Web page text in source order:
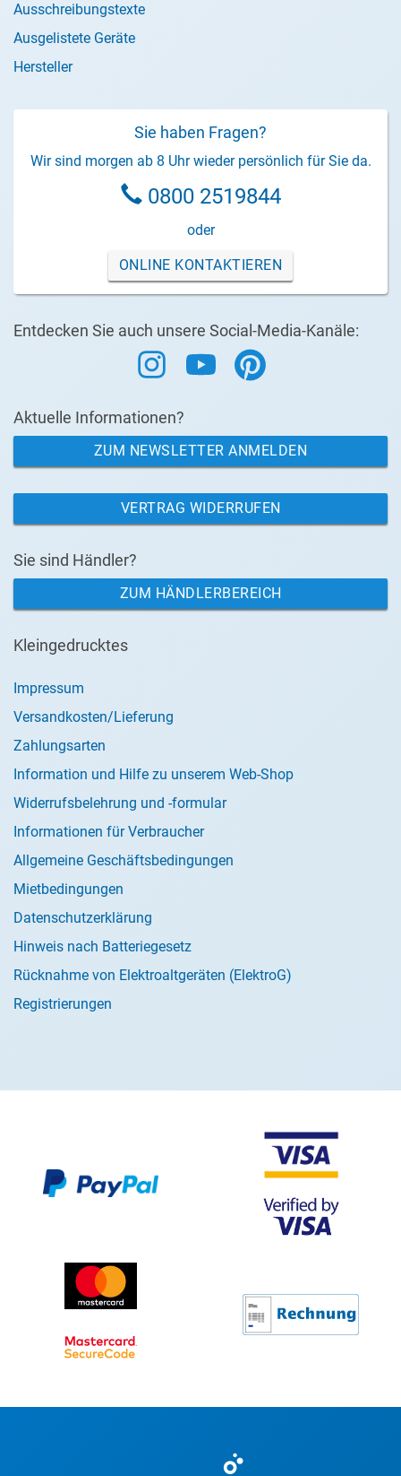
Ausschreibungstexte
Ausgelistete Geräte
Hersteller
Sie haben Fragen?
Wir sind morgen ab 8 Uhr wieder persönlich für Sie da.
0800 2519844
oder
ONLINE KONTAKTIEREN
Entdecken Sie auch unsere Social-Media-Kanäle:
Aktuelle Informationen?
ZUM NEWSLETTER ANMELDEN
VERTRAG WIDERRUFEN
Sie sind Händler?
ZUM HÄNDLERBEREICH
Kleingedrucktes
Impressum
Versandkosten/Lieferung
Zahlungsarten
Information und Hilfe zu unserem Web-Shop
Widerrufsbelehrung und -formular
Informationen für Verbraucher
Allgemeine Geschäftsbedingungen
Mietbedingungen
Datenschutzerklärung
Hinweis nach Batteriegesetz
Rücknahme von Elektroaltgeräten (ElektroG)
Registrierungen